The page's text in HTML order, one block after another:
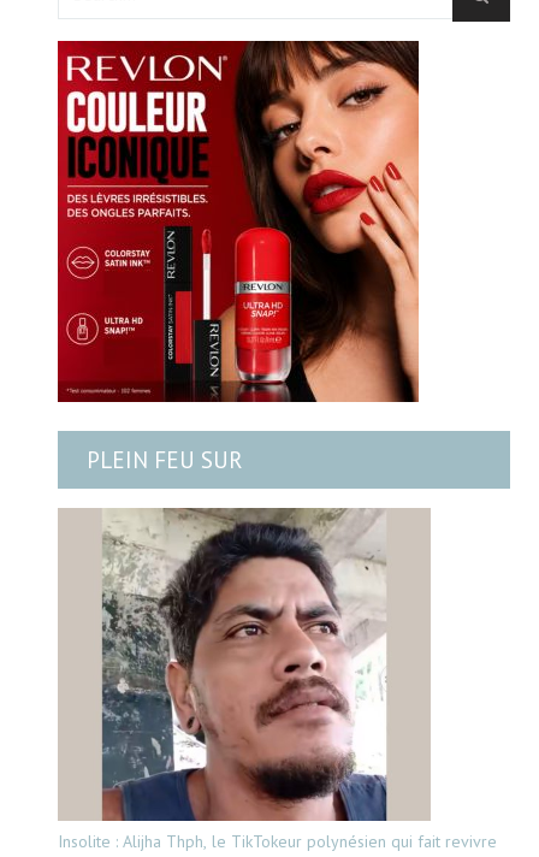
PLEIN FEU SUR
Insolite : Alijha Thph, le TikTokeur polynésien qui fait revivre